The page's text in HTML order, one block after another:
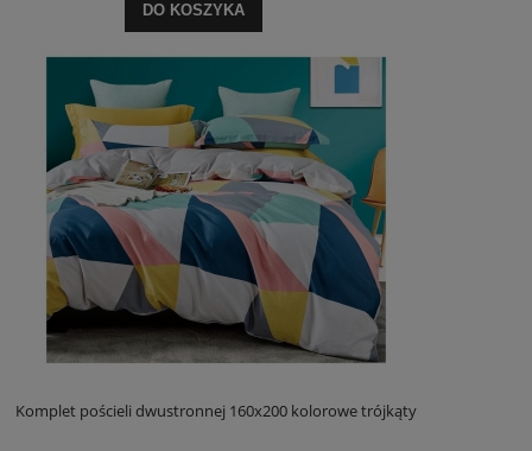
DO KOSZYKA
Komplet pościeli dwustronnej 160x200 kolorowe trójkąty